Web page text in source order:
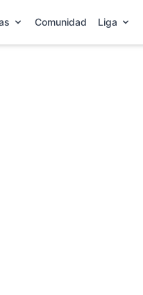
Comunidad Liga